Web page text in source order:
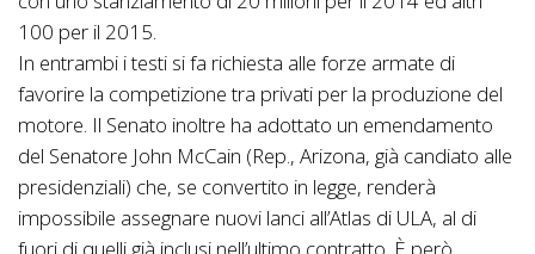
100 per il 2015.
In entrambi i testi si fa richiesta alle forze armate di
favorire la competizione tra privati per la produzione del
motore. Il Senato inoltre ha adottato un emendamento
del Senatore John McCain (Rep., Arizona, già candiato alle
presidenziali) che, se convertito in legge, renderà
impossibile assegnare nuovi lanci all’Atlas di ULA, al di